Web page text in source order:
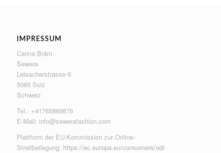
IMPRESSUM
Carina Bräm
Sewera
Leisacherstrasse 6
5085 Sulz
Schweiz
Tel.: +41765869876
E-Mail: info@sewerafashion.com
Plattform der EU-Kommission zur Online-
Streitbeilegung: https://ec.europa.eu/consumers/odr